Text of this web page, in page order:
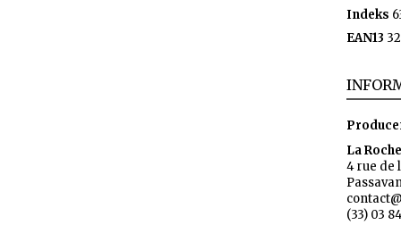
Indeks
EAN13
La
4 rue de
(33) 03